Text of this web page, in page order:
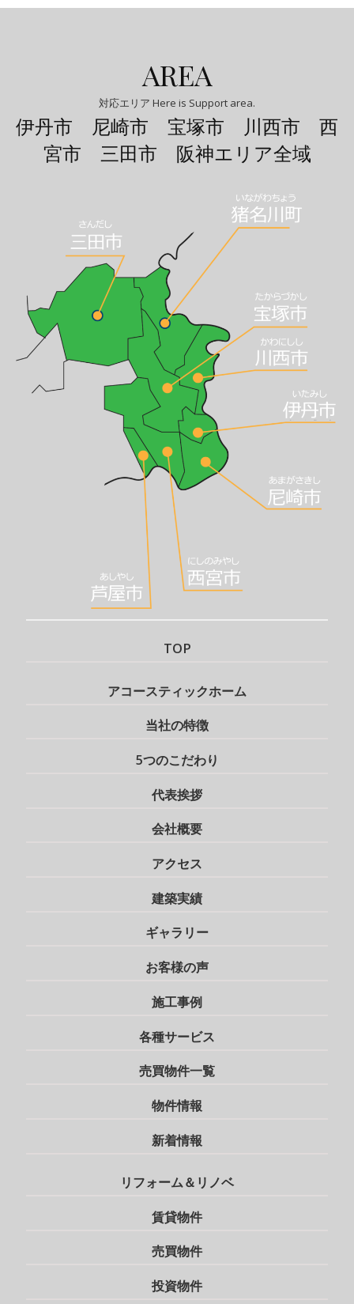
AREA
対応エリア Here is Support area.
伊丹市 尼崎市 宝塚市 川西市 西
宮市 三田市 阪神エリア全域
TOP
アコースティックホーム
当社の特徴
5つのこだわり
代表挨拶
会社概要
アクセス
建築実績
ギャラリー
お客様の声
施工事例
各種サービス
売買物件一覧
物件情報
新着情報
リフォーム＆リノベ
賃貸物件
売買物件
投資物件